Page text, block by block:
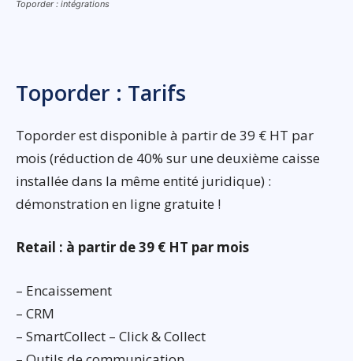
Toporder : intégrations
Toporder : Tarifs
Toporder est disponible à partir de 39 € HT par
mois (réduction de 40% sur une deuxième caisse
installée dans la même entité juridique) :
démonstration en ligne gratuite !
Retail : à partir de 39 € HT par mois
– Encaissement
– CRM
– SmartCollect – Click & Collect